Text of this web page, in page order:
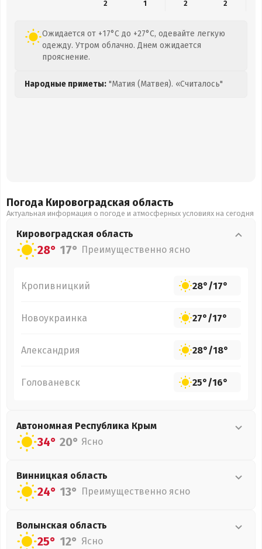
2
1 2 2
Ожидается от +17°C до +27°C, одевайте легкую
одежду. Утром облачно. Днем ожидается
прояснение.
Народные приметы: "Матия (Матвея). «Считалось"
Погода Кировоградская область
Актуальная информация о погоде и атмосферных условиях на сегодня
Кировоградская область
28° 17° Преимущественно ясно
Кропивницкий 28°/17°
Новоукраинка 27°/17°
Александрия 28°/18°
Голованевск 25°/16°
Автономная Республика Крым
34° 20° Ясно
Винницкая область
24° 13° Преимущественно ясно
Волынская область
25° 12° Ясно